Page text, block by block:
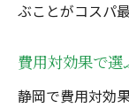
清潔感
静岡
点
ぶことがコスパ
費用対効果で選
静岡で費用対効